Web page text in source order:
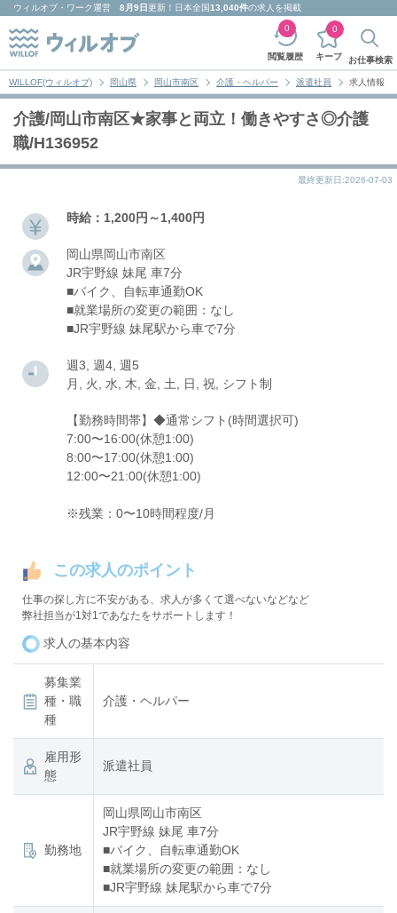
ウィルオブ・ワーク運営 8月9日更新！日本全国13,040件の求人を掲載
閲覧履歴
0
キープ
0
お仕事検索
WILLOF(ウィルオブ) 岡山県 岡山市南区 介護・ヘルパー 派遣社員 求人情報
介護/岡山市南区★家事と両立！働きやすさ◎介護
職/H136952
最終更新日:2026-07-03
時給：1,200円～1,400円
岡山県岡山市南区
JR宇野線 妹尾 車7分
■バイク、自転車通勤OK
■就業場所の変更の範囲：なし
■JR宇野線 妹尾駅から車で7分
週3, 週4, 週5
月, 火, 水, 木, 金, 土, 日, 祝, シフト制
【勤務時間帯】◆通常シフト(時間選択可)
7:00〜16:00(休憩1:00)
8:00〜17:00(休憩1:00)
12:00〜21:00(休憩1:00)
※残業：0〜10時間程度/月
この求人のポイント
仕事の探し方に不安がある、求人が多くて選べないなどなど
弊社担当が1対1であなたをサポートします！
求人の基本内容
募集業
種・職
種
介護・ヘルパー
雇用形
態
派遣社員
勤務地
岡山県岡山市南区
JR宇野線 妹尾 車7分
■バイク、自転車通勤OK
■就業場所の変更の範囲：なし
■JR宇野線 妹尾駅から車で7分